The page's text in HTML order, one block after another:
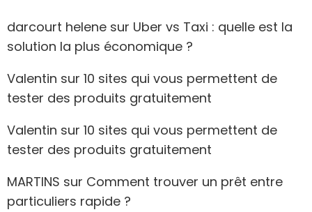
darcourt helene sur Uber vs Taxi : quelle est la
solution la plus économique ?
Valentin sur 10 sites qui vous permettent de
tester des produits gratuitement
Valentin sur 10 sites qui vous permettent de
tester des produits gratuitement
MARTINS sur Comment trouver un prêt entre
particuliers rapide ?